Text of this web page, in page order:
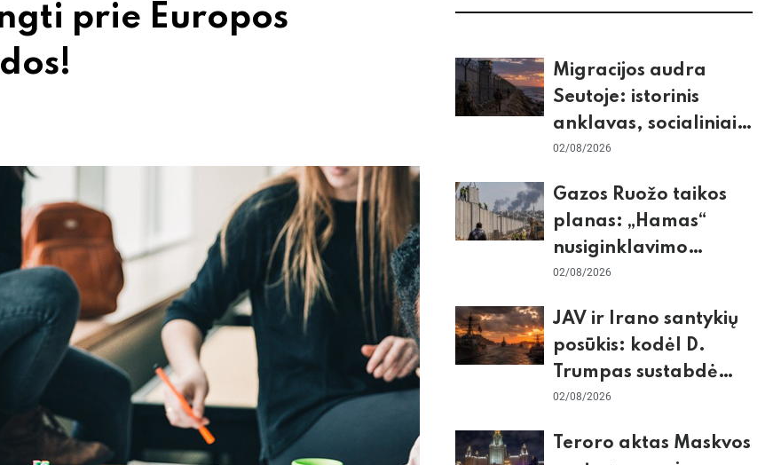
prie Europos
Migracijos audra
Seutoje: istorinis
anklavas, socialiniai
tinklai ir ES skilimas
02/08/2026
Gazos Ruožo taikos
planas: „Hamas“
nusiginklavimo
sąlygos, Izraelio
nerimas dėl sienos
02/08/2026
JAV ir Irano santykių
posūkis: kodėl D.
Trumpas sustabdė
smūgius ir kuo
ekonomika
02/08/2026
Teroro aktas Maskvos